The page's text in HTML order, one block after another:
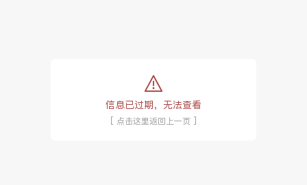
tip:
信息已过期，无法查看
[ 点击这里返回上一页 ]